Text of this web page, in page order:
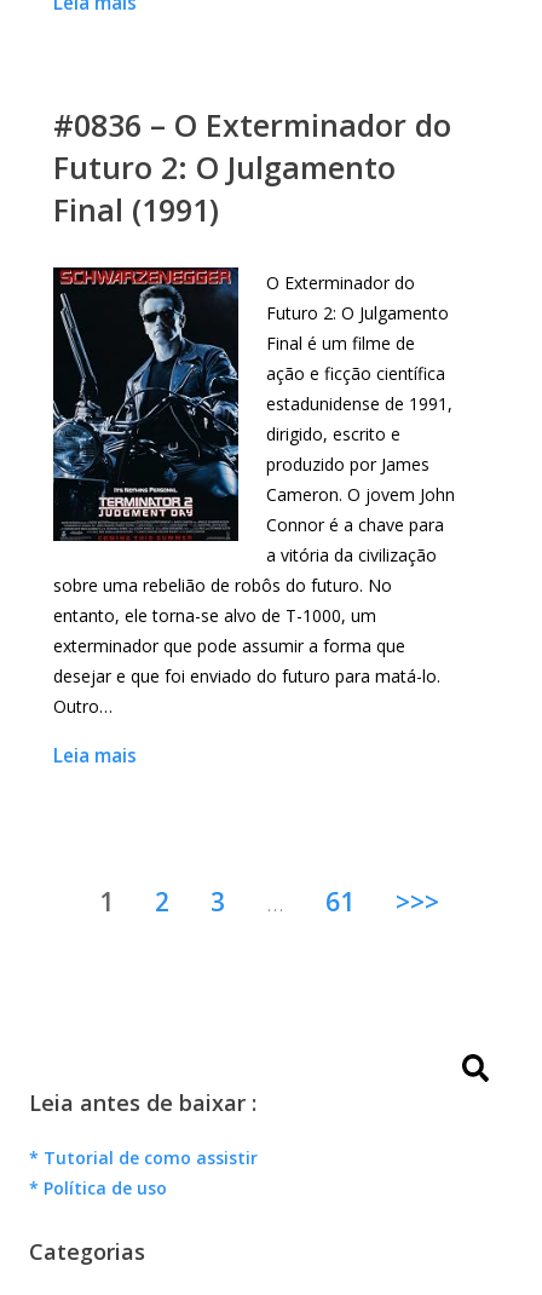
#0836 – O Exterminador do
Futuro 2: O Julgamento
Final (1991)
O Exterminador do
Futuro 2: O Julgamento
Final é um filme de
ação e ficção científica
estadunidense de 1991,
dirigido, escrito e
produzido por James
Cameron. O jovem John
Connor é a chave para
a vitória da civilização
sobre uma rebelião de robôs do futuro. No
entanto, ele torna-se alvo de T-1000, um
exterminador que pode assumir a forma que
desejar e que foi enviado do futuro para matá-lo.
Outro…
Leia mais
1 2 3 … 61 >>>
Leia antes de baixar :
* Tutorial de como assistir
* Política de uso
Categorias